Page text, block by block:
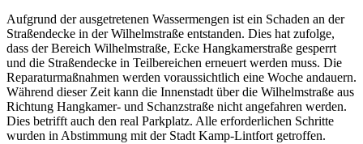
Aufgrund der ausgetretenen Wassermengen ist ein Schaden an der
Straßendecke in der Wilhelmstraße entstanden. Dies hat zufolge,
dass der Bereich Wilhelmstraße, Ecke Hangkamerstraße gesperrt
und die Straßendecke in Teilbereichen erneuert werden muss. Die
Reparaturmaßnahmen werden voraussichtlich eine Woche andauern.
Während dieser Zeit kann die Innenstadt über die Wilhelmstraße aus
Richtung Hangkamer- und Schanzstraße nicht angefahren werden.
Dies betrifft auch den real Parkplatz. Alle erforderlichen Schritte
wurden in Abstimmung mit der Stadt Kamp-Lintfort getroffen.